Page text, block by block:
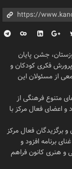
جشن پایان
کانون پرورش فکری کودکان و
از مسئولان این
متنوع فرهنگی از
اعضای فعال مرکز با
و برگزیدگان فعال مرکز
برنامه افزود و
و هنری کانون فراهم